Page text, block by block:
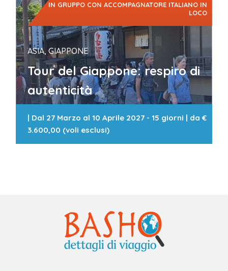
IN GRUPPO CON ACCOMPAGNATORE ITALIANO IN
LOCO
ASIA, GIAPPONE
Tour del Giappone: respiro di
autenticità
| Dal 27 Marzo al 10 Aprile 2027 - 15 giorni | da€
3.600,00 (voli esclusi)